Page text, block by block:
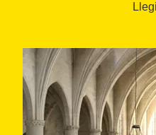
pels comtes d'Empúries
del segle XIII.